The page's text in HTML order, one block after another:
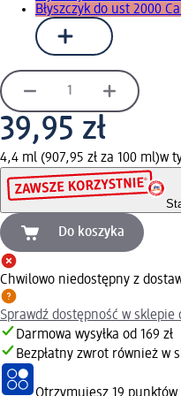
Błyszczyk do ust 2000
39,95 zł
4,4 ml (907,95 zł za 100 ml)w
Do koszyka
Chwilowo niedostępny z
Sprawdź dostępność w sklepie
Darmowa wysyłka od 169 zł
Bezpłatny zwrot również w